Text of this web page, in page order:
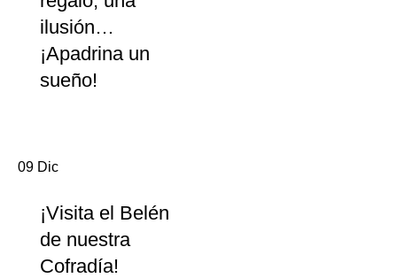
ilusión…
¡Apadrina un
sueño!
09 Dic
¡Visita el Belén
de nuestra
Cofradía!